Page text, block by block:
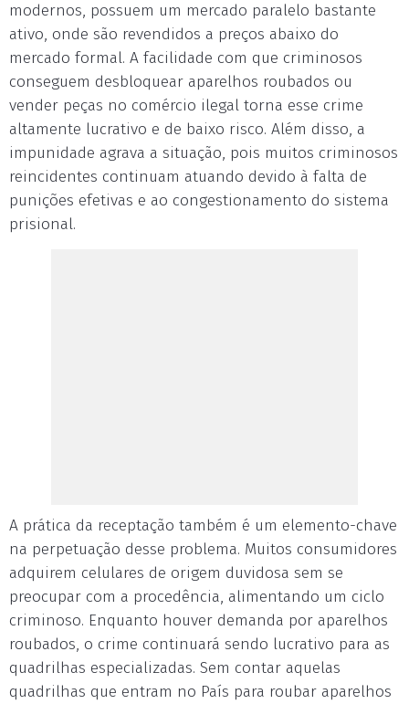
modernos, possuem um mercado paralelo bastante
ativo, onde são revendidos a preços abaixo do
mercado formal. A facilidade com que criminosos
conseguem desbloquear aparelhos roubados ou
vender peças no comércio ilegal torna esse crime
altamente lucrativo e de baixo risco. Além disso, a
impunidade agrava a situação, pois muitos criminosos
reincidentes continuam atuando devido à falta de
punições efetivas e ao congestionamento do sistema
prisional.
A prática da receptação também é um elemento-chave
na perpetuação desse problema. Muitos consumidores
adquirem celulares de origem duvidosa sem se
preocupar com a procedência, alimentando um ciclo
criminoso. Enquanto houver demanda por aparelhos
roubados, o crime continuará sendo lucrativo para as
quadrilhas especializadas. Sem contar aquelas
quadrilhas que entram no País para roubar aparelhos